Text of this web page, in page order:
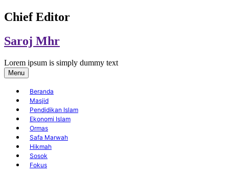
Chief Editor
Saroj Mhr
Lorem ipsum is simply dummy text
Menu
Beranda
Masjid
Pendidikan Islam
Ekonomi Islam
Ormas
Safa Marwah
Hikmah
Sosok
Fokus